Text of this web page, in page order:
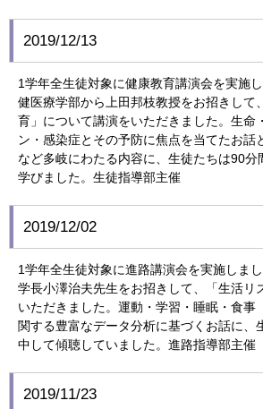
2019/12/13
1学年全生徒対象に健康教育講演会を実施
健医療学部から上田邦枝教授をお招きして
育」について講演をいただきました。生命
ン・感染症とその予防に焦点を当てたお話
など多岐にわたる内容に、生徒たちは90分
学びました。生徒指導部主催
2019/12/02
1学年全生徒対象に進路講演会を実施しま
学長小澤治夫先生をお招きして、「生活リ
いただきました。運動・学習・睡眠・食事
関する豊富なデータ分析に基づくお話に、
中して傾聴していました。進路指導部主催
2019/11/23